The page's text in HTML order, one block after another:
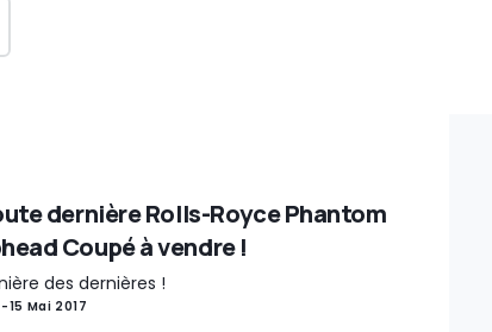
dernière Rolls-Royce Phantom
Coupé à vendre !
des dernières !
-15 Mai 2017